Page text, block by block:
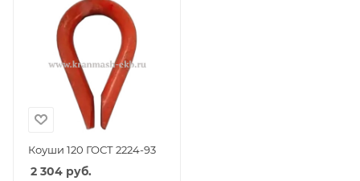
Коуши 120 ГОСТ 2224-93
2 304 руб.